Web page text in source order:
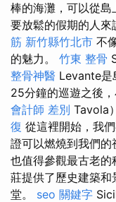
棒的海灘，可以從
要放鬆的假期的人來
筋 新竹縣竹北市 不
的魅力。 竹東 整骨
整骨神醫 Levante是
25分鐘的巡遊之後
會計師 差別 Tavola
復 從這裡開始，我
證可以燃燒到我們
也值得參觀最古老的
莊提供了歷史建築
堂。 seo 關鍵字